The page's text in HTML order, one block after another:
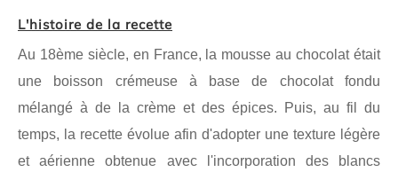
L'histoire de la recette
Au 18ème siècle, en France, la mousse au chocolat était
une boisson crémeuse à base de chocolat fondu
mélangé à de la crème et des épices. Puis, au fil du
temps, la recette évolue afin d'adopter une texture légère
et aérienne obtenue avec l'incorporation des blancs